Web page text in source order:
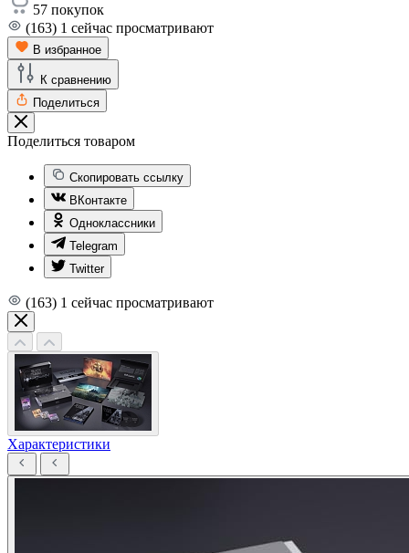
57 покупок
(163) 1 сейчас просматривают
В избранное
К сравнению
Поделиться
Поделиться товаром
Скопировать ссылку
ВКонтакте
Одноклассники
Telegram
Twitter
(163) 1 сейчас просматривают
Характеристики